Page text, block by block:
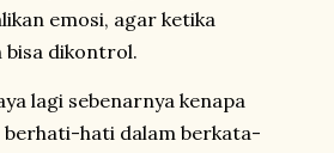
emosi, agar ketika
bisa dikontrol.
lagi sebenarnya kenapa
berhati-hati dalam berkata-